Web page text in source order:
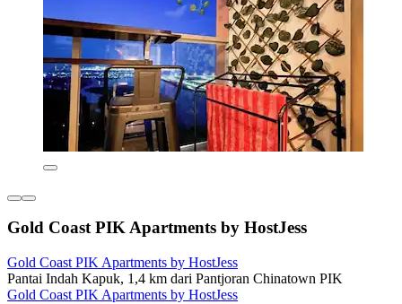
Gold Coast PIK Apartments by HostJess
Gold Coast PIK Apartments by HostJess
Pantai Indah Kapuk, 1,4 km dari Pantjoran Chinatown PIK
Gold Coast PIK Apartments by HostJess